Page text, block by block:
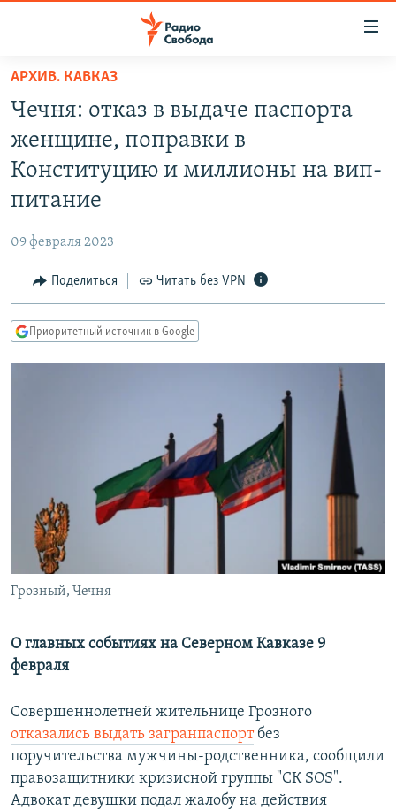
упрощенного
доступа
основному
содержанию
навигации
Вернутся
АВТОРСКИЕ ПРОЕКТЫ
КУЛЬТУРА
IDEL.РЕАЛИИ
КАВКАЗ.РЕАЛИИ
ПОДПИШИТЕСЬ НА РАССЫЛКУ
СОЦИАЛЬНЫЕ СЕТИ
АРХИВ. КАВКАЗ
Чечня: отказ в выдаче паспорта
женщине, поправки в
Конституцию и миллионы на вип-
питание
09 февраля 2023
Поделиться Читать без VPN
Приоритетный источник в Google
Грозный, Чечня
О главных событиях на Северном Кавказе 9
февраля
Совершеннолетней жительнице Грозного
отказались выдать загранпаспортбез
поручительства мужчины-родственника, сообщили
правозащитники кризисной группы "СК SOS".
Адвокат девушки подал жалобу на действия